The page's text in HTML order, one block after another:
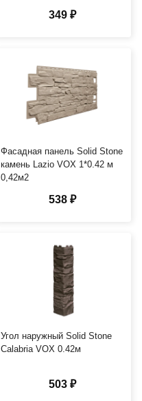
349 ₽
Фасадная панель Solid Stone
камень Lazio VOX 1*0.42 м
0,42м2
538 ₽
Угол наружный Solid Stone
Calabria VOX 0.42м
503 ₽